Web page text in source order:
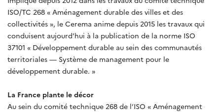
ISO/TC 268 « Aménagement durable des villes et des
collectivités », le Cerema anime depuis 2015 les travaux qui
conduisent aujourd’hui à la publication de la norme ISO
37101 « Développement durable au sein des communautés
territoriales — Système de management pour le
développement durable. »
La France plante le décor
Au sein du comité technique 268 de l’ISO « Aménagement